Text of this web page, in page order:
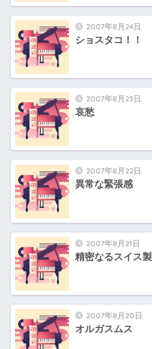
2007年8月24日
ショスタコ！！
2007年8月23日
哀愁
2007年8月22日
異常な緊張感
2007年8月21日
精密なるスイス
2007年8月20日
オルガスムス